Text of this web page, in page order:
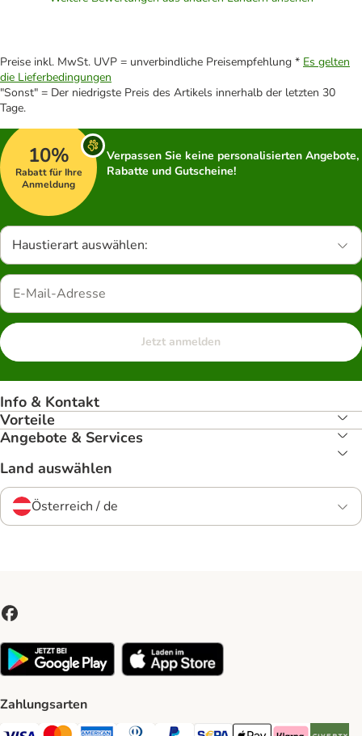
Preise inkl. MwSt. UVP = unverbindliche Preisempfehlung * Es gelten
die Lieferbedingungen
"Sonst" = Der niedrigste Preis des Artikels innerhalb der letzten 30
Tage.
10%
Rabatt für Ihre
Anmeldung
Verpassen Sie keine personalisierten Angebote,
Rabatte und Gutscheine!
Haustierart auswählen:
Jetzt anmelden
Info & Kontakt
Vorteile
Angebote & Services
Land auswählen
Österreich / de
Zahlungsarten